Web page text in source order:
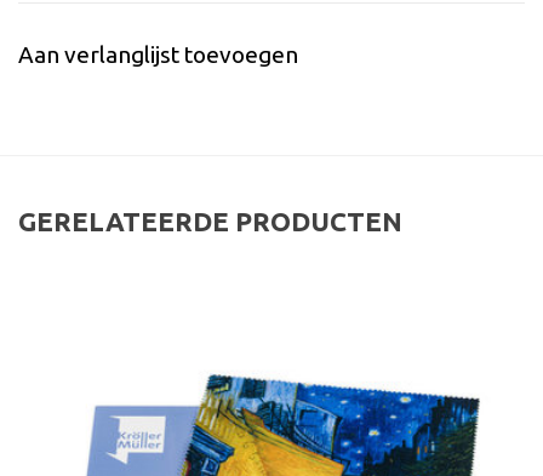
Aan verlanglijst toevoegen
GERELATEERDE PRODUCTEN